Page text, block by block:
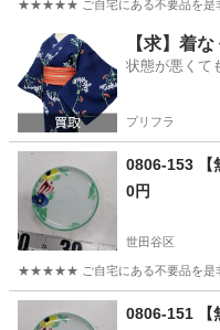
★★★★★ ご自宅にある不要品を是非
東京 世田谷区 食器 お
【求】着
状態が悪くて
プリフラ
0806-153
0円
世田谷区
★★★★★ ご自宅にある不要品を是非
東京 世田谷区 小皿
0806-151